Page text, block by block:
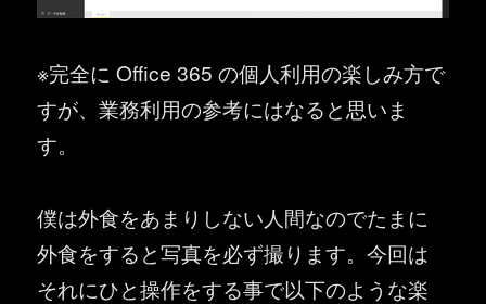
※完全に Office 365 の個人利用の楽しみ方で
すが、業務利用の参考にはなると思いま
す。
僕は外食をあまりしない人間なのでたまに
外食をすると写真を必ず撮ります。今回は
それにひと操作をする事で以下のような楽